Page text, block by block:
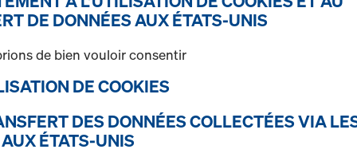
techniques.
Occasion
DE DONNÉES AUX ÉTATS-UNIS
de bien vouloir consentir
DE COOKIES
DES DONNÉES COLLECTÉES VIA
ÉTATS-UNIS